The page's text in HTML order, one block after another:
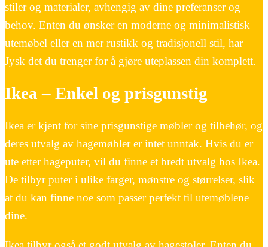
stiler og materialer, avhengig av dine preferanser og
behov. Enten du ønsker en moderne og minimalistisk
utemøbel eller en mer rustikk og tradisjonell stil, har
Jysk det du trenger for å gjøre uteplassen din komplett.
Ikea – Enkel og prisgunstig
Ikea er kjent for sine prisgunstige møbler og tilbehør, og
deres utvalg av hagemøbler er intet unntak. Hvis du er
ute etter hageputer, vil du finne et bredt utvalg hos Ikea.
De tilbyr puter i ulike farger, mønstre og størrelser, slik
at du kan finne noe som passer perfekt til utemøblene
dine.